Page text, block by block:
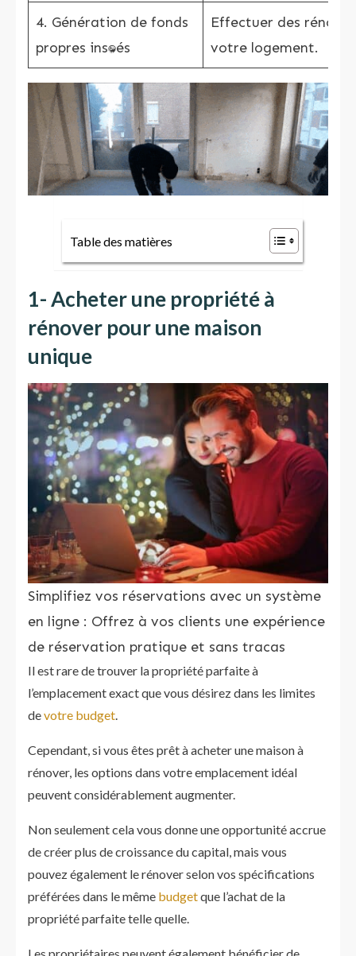
4. Génération de fonds
propres instantanés
Effectuer des
votre logement.
Table des matières
1-Acheter une propriété à
rénover pour une maison
unique
Simplifiez vos réservations avec un système
en ligne : Offrez à vos clients une expérience
de réservation pratique et sans tracas
Il est rare de trouver la propriété parfaite à
l’emplacement exact que vous désirez dans les limites
devotre budget.
Cependant, si vous êtes prêt à acheter une maison à
rénover, les options dans votre emplacement idéal
peuvent considérablement augmenter.
Non seulement cela vous donne une opportunité accrue
de créer plus de croissance du capital, mais vous
pouvez également le rénover selon vos spécifications
préférées dans le même budgetque l’achat de la
propriété parfaite telle quelle.